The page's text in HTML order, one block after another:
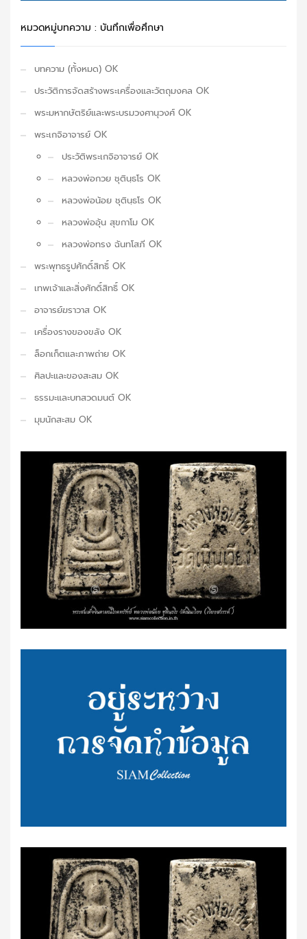
หมวดหมู่บทความ : บันทึกเพื่อศึกษา
บทความ (ทั้งหมด) OK
ประวัติการจัดสร้างพระเครื่องและวัตถุมงคล OK
พระมหากษัตริย์และพระบรมวงศานุวงศ์ OK
พระเกจิอาจารย์ OK
ประวัติพระเกจิอาจารย์ OK
หลวงพ่อกวย ชุตินฺธโร OK
หลวงพ่อน้อย ชุตินฺธโร OK
หลวงพ่ออุ้น สุขกาโม OK
หลวงพ่อทรง ฉันทโสภี OK
พระพุทธรูปศักดิ์สิทธิ์ OK
เทพเจ้าและสิ่งศักดิ์สิทธิ์ OK
อาจารย์ฆราวาส OK
เครื่องรางของขลัง OK
ล็อกเก็ตและภาพถ่าย OK
ศิลปะและของสะสม OK
ธรรมะและบทสวดมนต์ OK
มุมนักสะสม OK